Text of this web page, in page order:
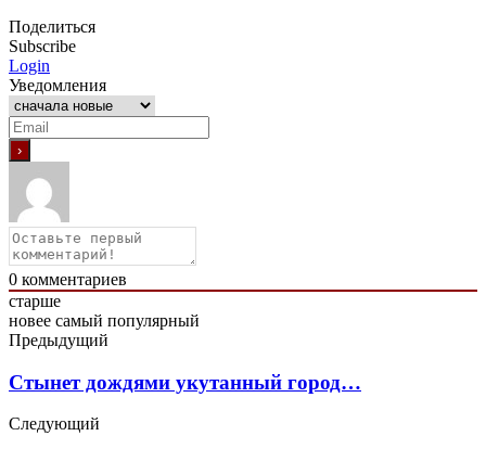
Поделиться
Subscribe
Login
Уведомления
0 комментариев
старше
новее самый популярный
Предыдущий
Стынет дождями укутанный город…
Следующий